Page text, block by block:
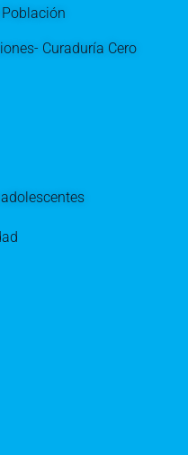
Curaduría Cero